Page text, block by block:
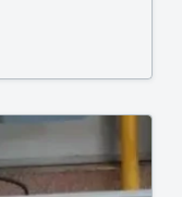
بالضمان عزل خزانات